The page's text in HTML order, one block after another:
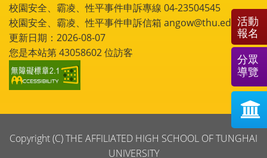
校園安全、霸凌、性平事件申訴專線 04-23504545
校園安全、霸凌、性平事件申訴信箱 angow@thu.edu.tw
更新日期：2026-08-07
您是本站第43058602位訪客
Copyright (C) THE AFFILIATED HIGH SCHOOL OF TUNGHAI
UNIVERSITY
活動
報名
分眾
導覽